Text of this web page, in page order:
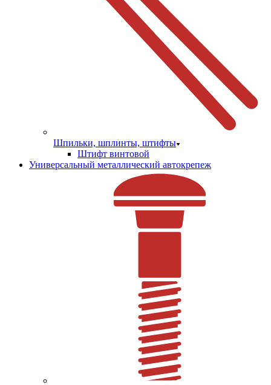
Шпильки, шплинты, штифты
Штифт винтовой
Универсальный металлический автокрепеж